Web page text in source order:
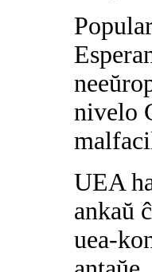
nivelo
UEA
ankaŭ
uea-